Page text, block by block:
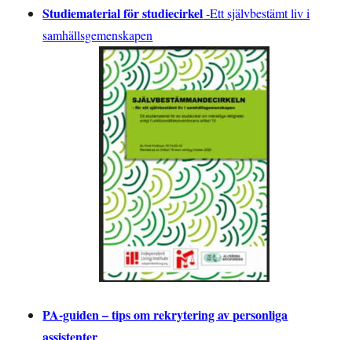
Studiematerial för studiecirkel-Ett självbestämt liv i
samhällsgemenskapen
PA-guiden – tips om rekrytering av personliga